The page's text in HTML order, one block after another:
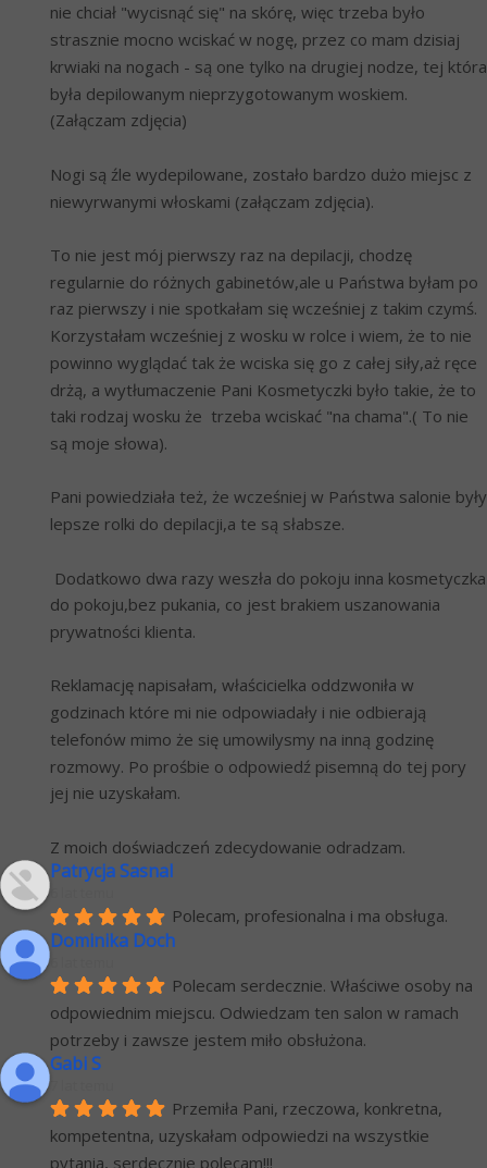
nie chciał "wycisnąć się" na skórę, więc trzeba było
strasznie mocno wciskać w nogę, przez co mam dzisiaj
krwiaki na nogach - są one tylko na drugiej nodze, tej która
była depilowanym nieprzygotowanym woskiem.
(Załączam zdjęcia)
Nogi są źle wydepilowane, zostało bardzo dużo miejsc z
niewyrwanymi włoskami (załączam zdjęcia).
To nie jest mój pierwszy raz na depilacji, chodzę
regularnie do różnych gabinetów,ale u Państwa byłam po
raz pierwszy i nie spotkałam się wcześniej z takim czymś.
Korzystałam wcześniej z wosku w rolce i wiem, że to nie
powinno wyglądać tak że wciska się go z całej siły,aż ręce
drżą, a wytłumaczenie Pani Kosmetyczki było takie, że to
taki rodzaj wosku że  trzeba wciskać "na chama".( To nie
są moje słowa).
Pani powiedziała też, że wcześniej w Państwa salonie były
lepsze rolki do depilacji,a te są słabsze.
Dodatkowo dwa razy weszła do pokoju inna kosmetyczka
do pokoju,bez pukania, co jest brakiem uszanowania
prywatności klienta.
Reklamację napisałam, właścicielka oddzwoniła w
godzinach które mi nie odpowiadały i nie odbierają
telefonów mimo że się umowilysmy na inną godzinę
rozmowy. Po prośbie o odpowiedź pisemną do tej pory
jej nie uzyskałam.
Z moich doświadczeń zdecydowanie odradzam.
Patrycja Sasnal
Polecam, profesionalna i ma obsługa.
Dominika Doch
Polecam serdecznie. Właściwe osoby na
odpowiednim miejscu. Odwiedzam ten salon w ramach
potrzeby i zawsze jestem miło obsłużona.
Gabi S
Przemiła Pani, rzeczowa, konkretna,
kompetentna, uzyskałam odpowiedzi na wszystkie
pytania, serdecznie polecam!!!